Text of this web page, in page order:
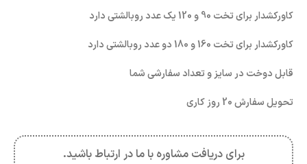
کاورکشدار برای تخت 90 و 120 یک عدد روبالشتی دارد
کاورکشدار برای تخت 160 و 180 دو عدد روبالشتی دارد
قابل دوخت در سایز و تعداد سفارشی شما
تحویل سفارش 20 روز کاری
برای دریافت مشاوره با ما در ارتباط باشید.